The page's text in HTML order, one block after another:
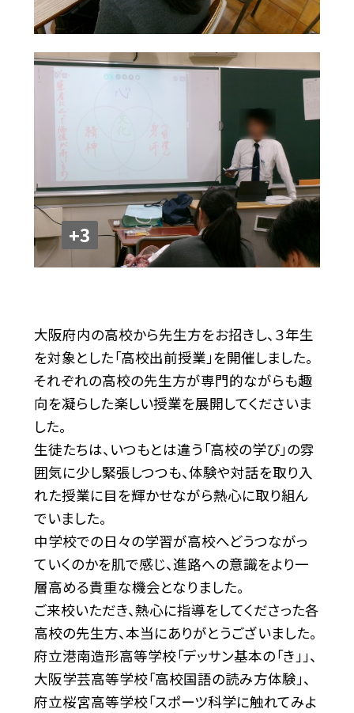
+3
大阪府内の高校から先生方をお招きし、３年生
を対象とした「高校出前授業」を開催しました。
それぞれの高校の先生方が専門的ながらも趣
向を凝らした楽しい授業を展開してくださいま
した。
生徒たちは、いつもとは違う「高校の学び」の雰
囲気に少し緊張しつつも、体験や対話を取り入
れた授業に目を輝かせながら熱心に取り組ん
でいました。
中学校での日々の学習が高校へどうつながっ
ていくのかを肌で感じ、進路への意識をより一
層高める貴重な機会となりました。
ご来校いただき、熱心に指導をしてくださった各
高校の先生方、本当にありがとうございました。
府立港南造形高等学校「デッサン基本の「き」」、
大阪学芸高等学校「高校国語の読み方体験」、
府立桜宮高等学校「スポーツ科学に触れてみよ